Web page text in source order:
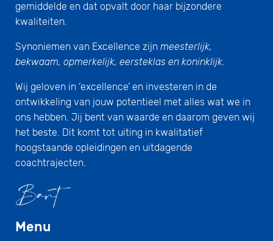
gemiddelde en dat opvalt door haar bijzondere
kwaliteiten.
Synoniemen van Excellence zijn meesterlijk,
bekwaam, opmerkelijk, eersteklas en koninklijk.
Wij geloven in ‘excellence’ en investeren in de
ontwikkeling van jouw potentieel met alles wat we in
ons hebben. Jij bent van waarde en daarom geven wij
het beste. Dit komt tot uiting in kwalitatief
hoogstaande opleidingen en uitdagende
coachtrajecten.
Menu